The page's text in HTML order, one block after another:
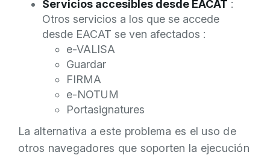
Servicios accesibles desde EACAT :
Otros servicios a los que se accede
desde EACAT se ven afectados :
e-VALISA
Guardar
FIRMA
e-NOTUM
Portasignatures
La alternativa a este problema es el uso de
otros navegadores que soporten la ejecución